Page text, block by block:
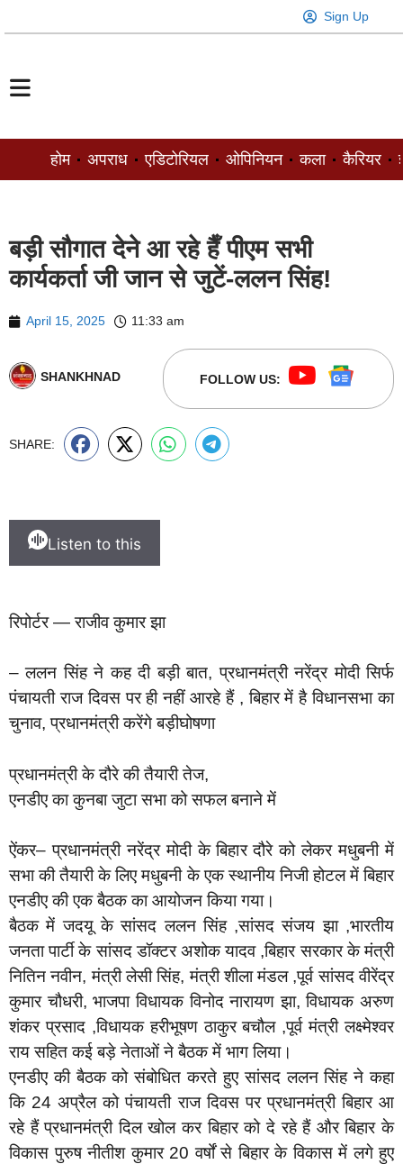
Sign Up
होम अपराध एडिटोरियल ओपिनियन कला कैरियर
बड़ी सौगात देने आ रहे हैँ पीएम सभी
कार्यकर्ता जी जान से जुटें-ललन सिंह!
April 15, 2025 11:33 am
SHANKHNAD FOLLOW US:
SHARE:
Listen to this
रिपोर्टर — राजीव कुमार झा
– ललन सिंह ने कह दी बड़ी बात, प्रधानमंत्री नरेंद्र मोदी सिर्फ
पंचायती राज दिवस पर ही नहीं आरहे हैं , बिहार में है विधानसभा का
चुनाव, प्रधानमंत्री करेंगे बड़ीघोषणा
प्रधानमंत्री के दौरे की तैयारी तेज,
एनडीए का कुनबा जुटा सभा को सफल बनाने में
ऐंकर– प्रधानमंत्री नरेंद्र मोदी के बिहार दौरे को लेकर मधुबनी में
सभा की तैयारी के लिए मधुबनी के एक स्थानीय निजी होटल में बिहार
एनडीए की एक बैठक का आयोजन किया गया।
बैठक में जदयू के सांसद ललन सिंह ,सांसद संजय झा ,भारतीय
जनता पार्टी के सांसद डॉक्टर अशोक यादव ,बिहार सरकार के मंत्री
नितिन नवीन, मंत्री लेसी सिंह, मंत्री शीला मंडल ,पूर्व सांसद वीरेंद्र
कुमार चौधरी, भाजपा विधायक विनोद नारायण झा, विधायक अरुण
शंकर प्रसाद ,विधायक हरीभूषण ठाकुर बचौल ,पूर्व मंत्री लक्ष्मेश्वर
राय सहित कई बड़े नेताओं ने बैठक में भाग लिया।
एनडीए की बैठक को संबोधित करते हुए सांसद ललन सिंह ने कहा
कि 24 अप्रैल को पंचायती राज दिवस पर प्रधानमंत्री बिहार आ
रहे हैं प्रधानमंत्री दिल खोल कर बिहार को दे रहे हैं और बिहार के
विकास पुरुष नीतीश कुमार 20 वर्षों से बिहार के विकास में लगे हुए